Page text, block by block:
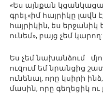
«Ես այնքան
գրել.«իմ հայրիկը լավն
հայրիկին, ես երջանիկ
ունեմ», բայց չեմ կարող:
Ես չեմ նախանձում
ուզում եմ նրանցից
ունենալ, որը կսիրի
մասին, որը գեղեցիկ